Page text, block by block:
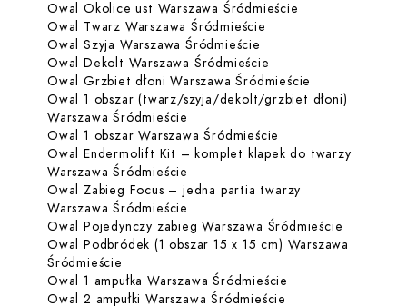
Owal Okolice ust Warszawa Śródmieście
Owal Twarz Warszawa Śródmieście
Owal Szyja Warszawa Śródmieście
Owal Dekolt Warszawa Śródmieście
Owal Grzbiet dłoni Warszawa Śródmieście
Owal 1 obszar (twarz/szyja/dekolt/grzbiet dłoni)
Warszawa Śródmieście
Owal 1 obszar Warszawa Śródmieście
Owal Endermolift Kit – komplet klapek do twarzy
Warszawa Śródmieście
Owal Zabieg Focus – jedna partia twarzy
Warszawa Śródmieście
Owal Pojedynczy zabieg Warszawa Śródmieście
Owal Podbródek (1 obszar 15 x 15 cm) Warszawa
Śródmieście
Owal 1 ampułka Warszawa Śródmieście
Owal 2 ampułki Warszawa Śródmieście